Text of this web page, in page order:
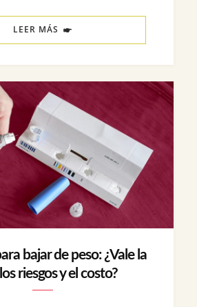
LEER MÁS
bajar de peso: ¿Vale la
riesgos y el costo?